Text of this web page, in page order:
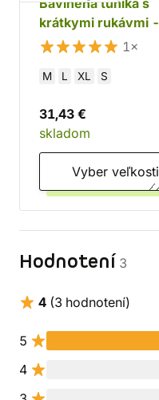
Bavlnená tunika s
krátkymi rukávmi -
hnedá
1×
M L XL S
31,43 €
skladom
Vyber veľkosti
Hodnotení 3
4 (3 hodnotení)
5
4